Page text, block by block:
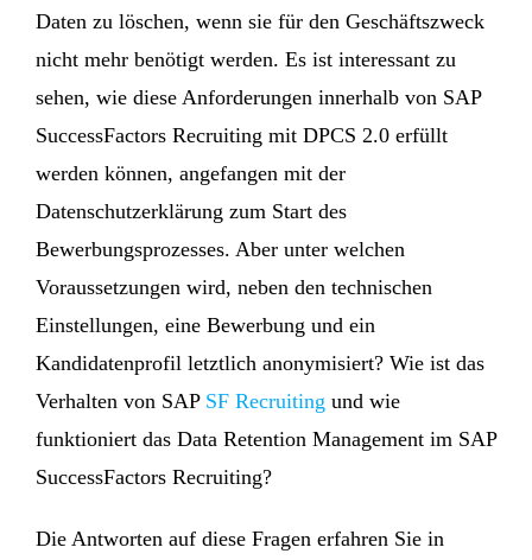
Daten zu löschen, wenn sie für den Geschäftszweck
nicht mehr benötigt werden. Es ist interessant zu
sehen, wie diese Anforderungen innerhalb von SAP
SuccessFactors Recruiting mit DPCS 2.0 erfüllt
werden können, angefangen mit der
Datenschutzerklärung zum Start des
Bewerbungsprozesses. Aber unter welchen
Voraussetzungen wird, neben den technischen
Einstellungen, eine Bewerbung und ein
Kandidatenprofil letztlich anonymisiert? Wie ist das
Verhalten von SAP SF Recruiting und wie
funktioniert das Data Retention Management im SAP
SuccessFactors Recruiting?
Die Antworten auf diese Fragen erfahren Sie in